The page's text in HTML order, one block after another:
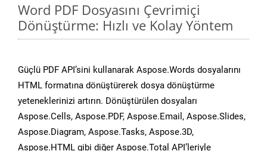
Word PDF Dosyasını Çevrimiçi
Dönüştürme: Hızlı ve Kolay Yöntem
Güçlü PDF API’sini kullanarak Aspose.Words dosyalarını
HTML formatına dönüştürerek dosya dönüştürme
yeteneklerinizi artırın. Dönüştürülen dosyaları
Aspose.Cells, Aspose.PDF, Aspose.Email, Aspose.Slides,
Aspose.Diagram, Aspose.Tasks, Aspose.3D,
Aspose.HTML gibi diğer Aspose.Total API’leriyle